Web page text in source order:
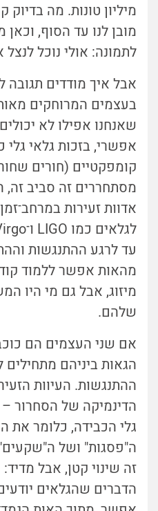
מיליון טונות. מה בדיוק
מובן לנו עד הסוף,
לתמונה: אולי נוכל
אבל איך מודדים תגובה
בעצמים המרוחקים מאות
שאנחנו אפילו לא
אפשרי, בזכות גלאי
קומפקטיים (חורים
מסתחררים זה סביב זה,
עד לרגע ההתנגשות
מהאות אפשר ללמוד
מיזוג, אבל גם מי היו
שלהם.
אם שני העצמים הם
הגאות ביניהם מתחילים
ההתנגשות. העיוות
הדינמיקה של הסחרור
גלי הכבידה, כלומר את
זה שינוי קטן, אבל
הדברים שהגלאים